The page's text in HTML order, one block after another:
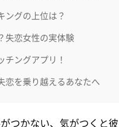
ングの上位は？
失恋女性の実体験
ングアプリ！
恋を乗り越えるあなたへ
つかない、気がつくと